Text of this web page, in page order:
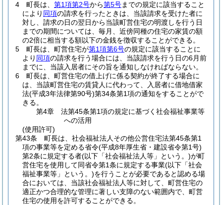
4
町長は、 第1項第2号から第5号までの規定に該当すること
により 同項の請求を行ったときは、当該請求を受けた者に
対し、請求の日の翌日から当該町営住宅の明渡しを行う日
までの期間については、毎月、近傍同種の住宅の家賃の額
の2倍に相当する額以下の金銭を徴収することができる。
5
町長は、町営住宅が第1項第6号の規定に該当することに
より 同項の請求を行う場合には、当該請求を行う日の6月前
までに、当該入居者にその旨を通知しなければならない。
6
町長は、町営住宅の借上げに係る契約が終了する場合に
は、当該町営住宅の賃貸人に代わって、入居者に借地借家
法(平成3年法律第90号)第34条第1項の通知をすることがで
きる。
第4章
法第45条第1項の規定に基づく社会福祉事業等
への活用
(使用許可)
第43条
町長は、社会福祉法人その他公営住宅法第45条第1
項の事業等を定める省令(平成8年厚生省・建設省令第1号)
第2条に規定する者(以下「社会福祉法人等」という。)が町
営住宅を使用して同省令第1条に規定する事業(以下「社会
福祉事業等」という。)を行うことが必要であると認める場
合においては、当該社会福祉法人等に対して、町営住宅の
適正かつ合理的な管理に著しい支障のない範囲内で、町営
住宅の使用を許可することができる。